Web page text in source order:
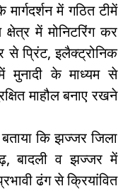
में गठित टीमें
में मोनिटरिंग कर
प्रिंट, इलैक्ट्रोनिक
मुनादी के माध्यम से
माहौल बनाए रखने
कि झज्जर जिला
बादली व झज्जर में
ढंग से क्रियांवित